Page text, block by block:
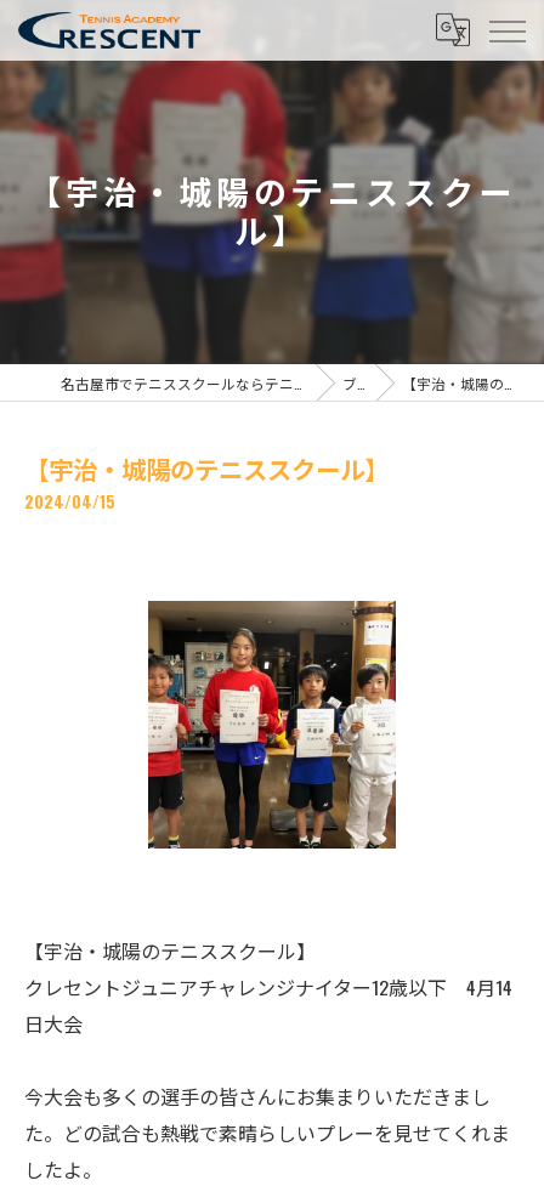
【宇治・城陽のテニススクー
ル】
ブログ 【宇治・城陽のテニススクール】
【宇治・城陽のテニススクール】
2024/04/15
【宇治・城陽のテニススクール】
クレセントジュニアチャレンジナイター12歳以下 4月14
日大会
今大会も多くの選手の皆さんにお集まりいただきまし
た。どの試合も熱戦で素晴らしいプレーを見せてくれま
したよ。